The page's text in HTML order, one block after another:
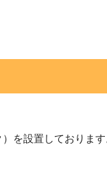
を設置しております